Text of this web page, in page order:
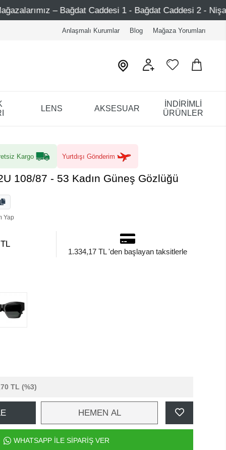
Caddesi 1 - Bağdat Caddesi 2 - Nişantaşı – Etiler –
Anlaşmalı Kurumlar Blog Mağaza Yorumları
LENS AKSESUAR
İNDİRİMLİ
ÜRÜNLER
Kargo Yurtdışı Gönderim
108/87 - 53 Kadın Güneş Gözlüğü
Yap
1.334,17 TL 'den başlayan taksitlerle
TL (%3)
HEMEN AL
WHATSAPP İLE SİPARİŞ VER